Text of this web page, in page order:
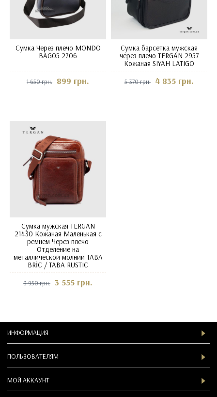
Сумка Через плечо MONDO
BAG05 2706
1 650 грн. 899 грн.
Сумка барсетка мужская
через плечо TERGAN 2957
Кожаная SIYAH LATIGO
5 370 грн. 4 835 грн.
Сумка мужская TERGAN
21430 Кожаная Маленькая с
ремнем Через плечо
Отделение на
металлической молнии TABA
BRİC / TABA RUSTIC
3 950 грн. 3 555 грн.
ИНФОРМАЦИЯ
ПОЛЬЗОВАТЕЛЯМ
МОЙ АККАУНТ